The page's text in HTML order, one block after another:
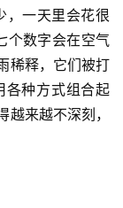
，一天里会花很
个数字会在空气
稀释，它们被打
各种方式组合起
来越不深刻，